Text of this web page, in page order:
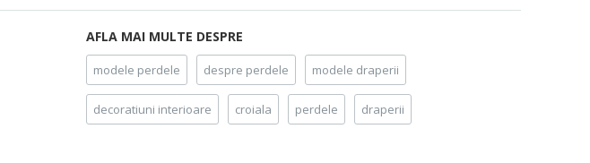
AFLA MAI MULTE DESPRE
modele perdele despre perdele modele draperii
decoratiuni interioare croiala perdele draperii